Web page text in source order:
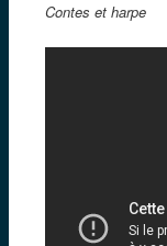
Contes et harpe